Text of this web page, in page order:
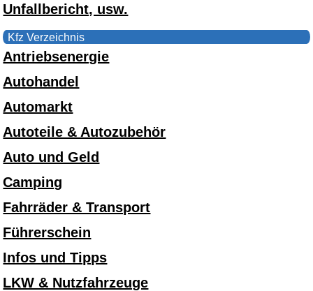
Unfallbericht, usw.
Kfz Verzeichnis
Antriebsenergie
Autohandel
Automarkt
Autoteile & Autozubehör
Auto und Geld
Camping
Fahrräder & Transport
Führerschein
Infos und Tipps
LKW & Nutzfahrzeuge